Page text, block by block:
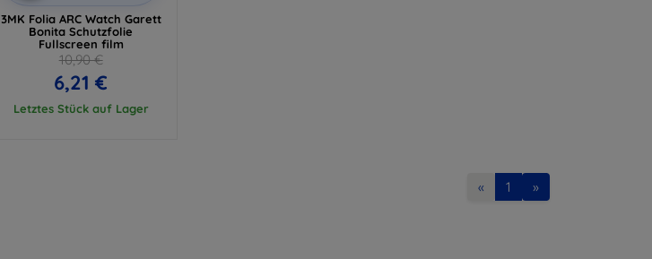
3MK Folia ARC Watch Garett
Bonita Schutzfolie
Fullscreen film
10,90 €
6,21 €
Letztes Stück auf Lager
« 1 »